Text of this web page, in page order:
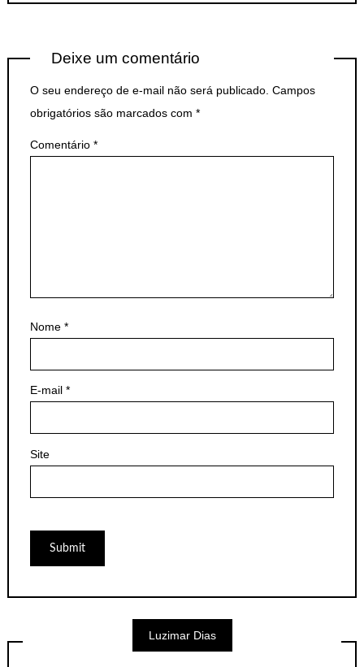
Deixe um comentário
O seu endereço de e-mail não será publicado. Campos
obrigatórios são marcados com *
Comentário *
Nome *
E-mail *
Site
Luzimar Dias